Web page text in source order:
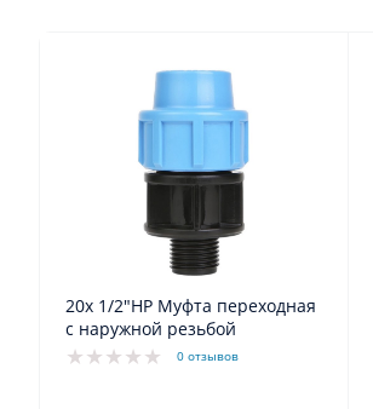
20х 1/2"НР Муфта переходная
с наружной резьбой
0 отзывов